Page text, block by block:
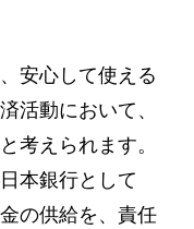
安心して使える
活動において、
考えられます。
本銀行として
の供給を、責任